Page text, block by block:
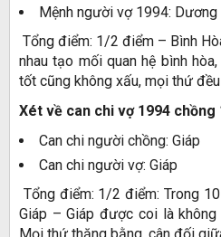
Mệnh người vợ 1994: Dương
Tổng điểm: 1/2 điểm – Bình
nhau tạo mối quan hệ bình
tốt cũng không xấu, mọi thứ
Xét về can chi vợ 1994 chồng
Can chi người chồng: Giáp
Can chi người vợ: Giáp
Tổng điểm: 1/2 điểm: Trong
Giáp – Giáp được coi là không